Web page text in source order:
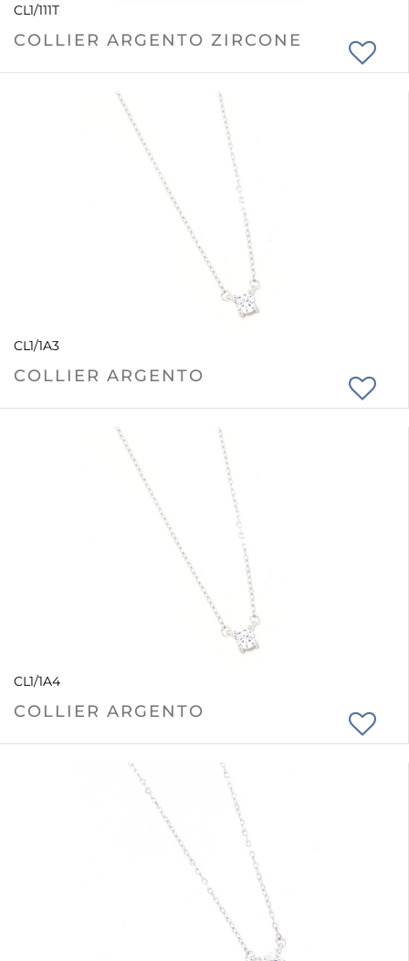
CL1/111T
COLLIER ARGENTO ZIRCONE
CL1/1A3
COLLIER ARGENTO
CL1/1A4
COLLIER ARGENTO